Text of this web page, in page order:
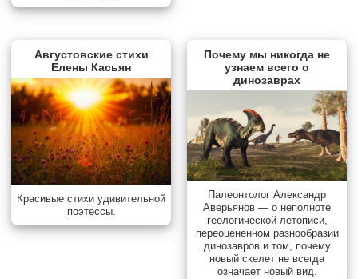
Августовские стихи
Елены Касьян
Красивые стихи удивительной
поэтессы.
Почему мы никогда не
узнаем всего о
динозаврах
Палеонтолог Александр
Аверьянов — о неполноте
геологической летописи,
переоцененном разнообразии
динозавров и том, почему
новый скелет не всегда
означает новый вид.